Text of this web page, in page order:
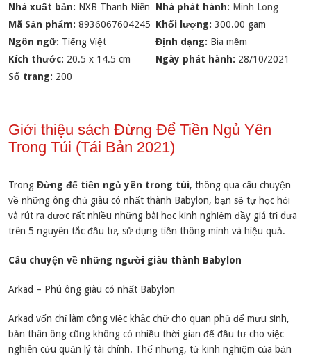
Nhà xuất bản: NXB Thanh Niên Nhà phát hành: Minh Long
Mã Sản phẩm:8936067604245 Khối lượng: 300.00 gam
Ngôn ngữ: Tiếng Việt Định dạng: Bìa mềm
Kích thước: 20.5 x 14.5 cm Ngày phát hành: 28/10/2021
Số trang: 200
Giới thiệu sách Đừng Để Tiền Ngủ Yên
Trong Túi (Tái Bản 2021)
TrongĐừng để tiền ngủ yên trong túi, thông qua câu chuyện
về những ông chủ giàu có nhất thành Babylon, bạn sẽ tự học hỏi
và rút ra được rất nhiều những bài học kinh nghiệm đầy giá trị dựa
trên 5 nguyên tắc đầu tư, sử dụng tiền thông minh và hiệu quả.
Câu chuyện về những người giàu thành Babylon
Arkad – Phú ông giàu có nhất Babylon
Arkad vốn chỉ làm công việc khắc chữ cho quan phủ để mưu sinh,
bản thân ông cũng không có nhiều thời gian để đầu tư cho việc
nghiên cứu quản lý tài chính. Thế nhưng, từ kinh nghiệm của bản